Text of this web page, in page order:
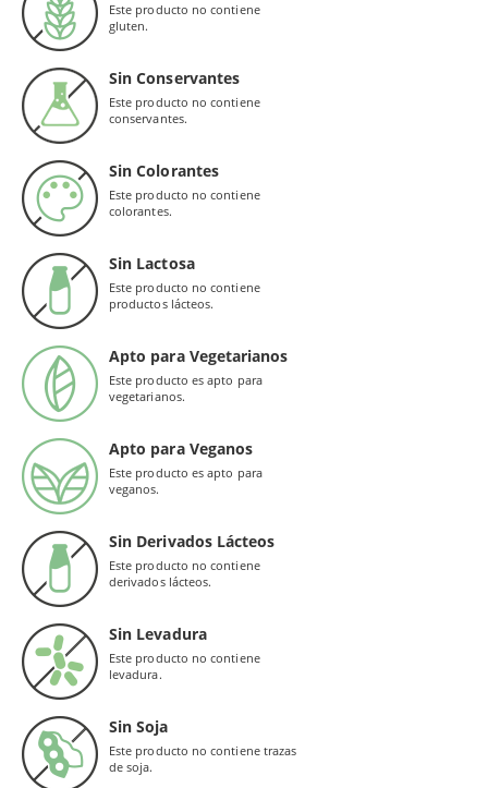
Este producto no contiene
gluten.
Sin Conservantes
Este producto no contiene
conservantes.
Sin Colorantes
Este producto no contiene
colorantes.
Sin Lactosa
Este producto no contiene
productos lácteos.
Apto para Vegetarianos
Este producto es apto para
vegetarianos.
Apto para Veganos
Este producto es apto para
veganos.
Sin Derivados Lácteos
Este producto no contiene
derivados lácteos.
Sin Levadura
Este producto no contiene
levadura.
Sin Soja
Este producto no contiene trazas
de soja.